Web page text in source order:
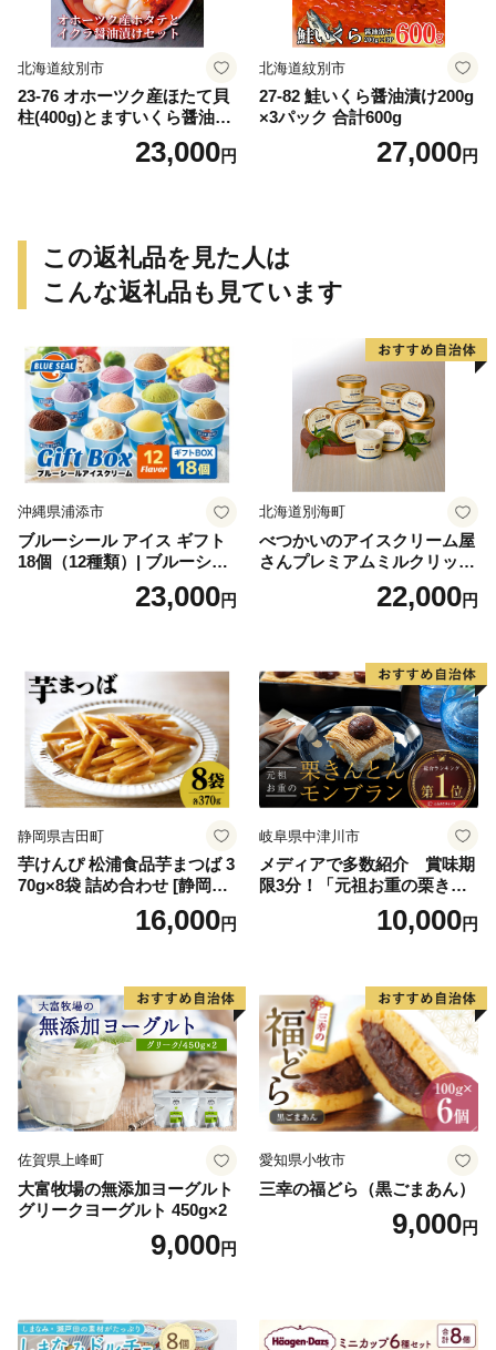
北海道紋別市
23-76 オホーツク産ほたて貝
柱(400g)とますいくら醤油(2
23,000円
北海道紋別市
27-82 鮭いくら醤油漬け200g
×3パック 合計600g
27,000円
この返礼品を見た人は
こんな返礼品も見ています
沖縄県浦添市
ブルーシール アイス ギフト
18個（12種類）| ブルーシー
ルアイス ブルーシールアイ
スクリーム 着日指定可能 送
誕生日 カップ 詰め合わせ バ
ラエティ | バニラ チョコレー
ト ストロベリー ピスタチオ
バニラ＆クッキー ウベ 沖縄
紅イモ 塩ちんすこう 沖縄シ
ークヮーサー 沖縄黒糖 琉球
ロイヤルミルクティ 沖縄パ
イン
23,000円
北海道別海町
べつかいのアイスクリーム屋
さんプレミアムミルクリッチ
12個（AP-01）（ 北海道アイ
ス 北海道産アイス アイス ア
道産アイス 道産アイスクリ
ーム ギフト 詰合せ 詰め合わ
せ ふるさと納税 ）
22,000円
静岡県吉田町
芋けんぴ 松浦食品芋まつば 3
70g×8袋 詰め合わせ [静岡伊
勢丹(松浦食品) 静岡県 吉田町
22424274] 芋ケンピ セット
16,000円
岐阜県中津川市
メディアで多数紹介 賞味期
限3分！「元祖お重の栗きん
とんモンブラン」 【未来の
ご褒美】スイーツ 栗 モンブ
子 菓子 F4N-2298
10,000円
佐賀県上峰町
大富牧場の無添加ヨーグルト
グリークヨーグルト 450g×2
9,000円
愛知県小牧市
三幸の福どら（黒ごまあん）
9,000円